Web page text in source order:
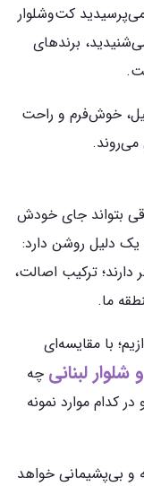
کت‌وشلوار
برندهای
خوش‌فرم و راحت
می‌روند.
بتواند جای خودش
یک دلیل روشن دارد:
ترکیب اصالت،
ما.
با مقایسه‌ای
لبنانی چه
کدام موارد نمونه
و بی‌پشیمانی خواهد